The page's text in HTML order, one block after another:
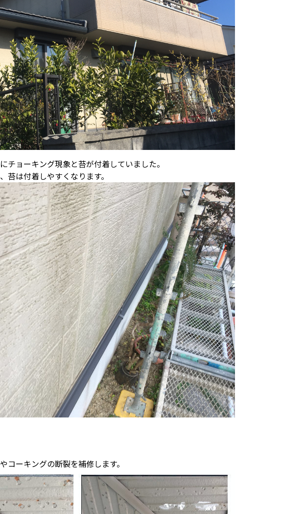
チョーキング現象と苔が付着していました。
苔は付着しやすくなります。
コーキングの断裂を補修します。